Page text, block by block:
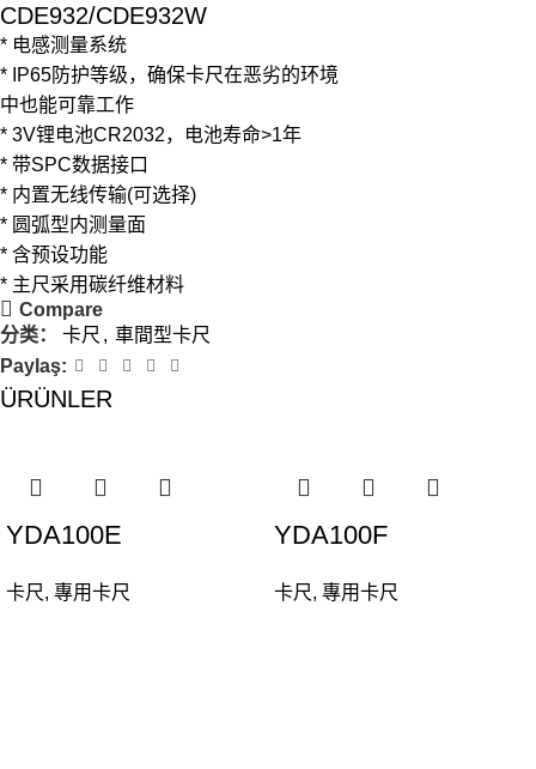
CDE932/CDE932W
* 电感测量系统
* IP65防护等级，确保卡尺在恶劣的环境
中也能可靠工作
* 3V锂电池CR2032，电池寿命>1年
* 带SPC数据接口
* 内置无线传输(可选择)
* 圆弧型内测量面
* 含预设功能
* 主尺采用碳纤维材料
Compare
分类：
卡尺 , 車間型卡尺
Paylaş:
ÜRÜNLER
YDA100E
卡尺, 專用卡尺
YDA100F
卡尺, 專用卡尺